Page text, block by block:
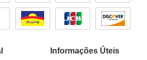
Informações Úteis